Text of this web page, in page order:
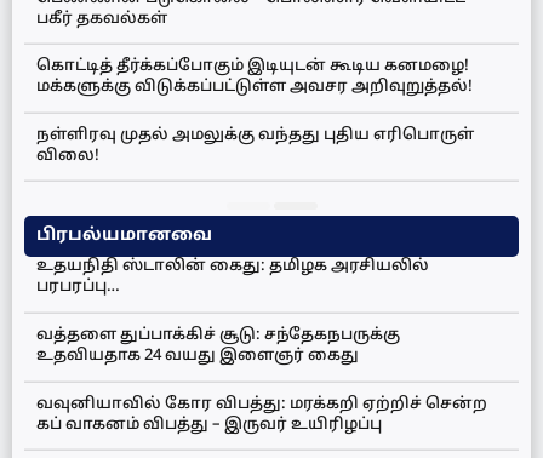
பகீர் தகவல்கள்
கொட்டித் தீர்க்கப்போகும் இடியுடன் கூடிய கனமழை!
மக்களுக்கு விடுக்கப்பட்டுள்ள அவசர அறிவுறுத்தல்!
நள்ளிரவு முதல் அமலுக்கு வந்தது புதிய எரிபொருள்
விலை!
பிரபல்யமானவை
உதயநிதி ஸ்டாலின் கைது: தமிழக அரசியலில்
பரபரப்பு…
வத்தளை துப்பாக்கிச் சூடு: சந்தேகநபருக்கு
உதவியதாக 24 வயது இளைஞர் கைது
வவுனியாவில் கோர விபத்து: மரக்கறி ஏற்றிச் சென்ற
கப் வாகனம் விபத்து – இருவர் உயிரிழப்பு